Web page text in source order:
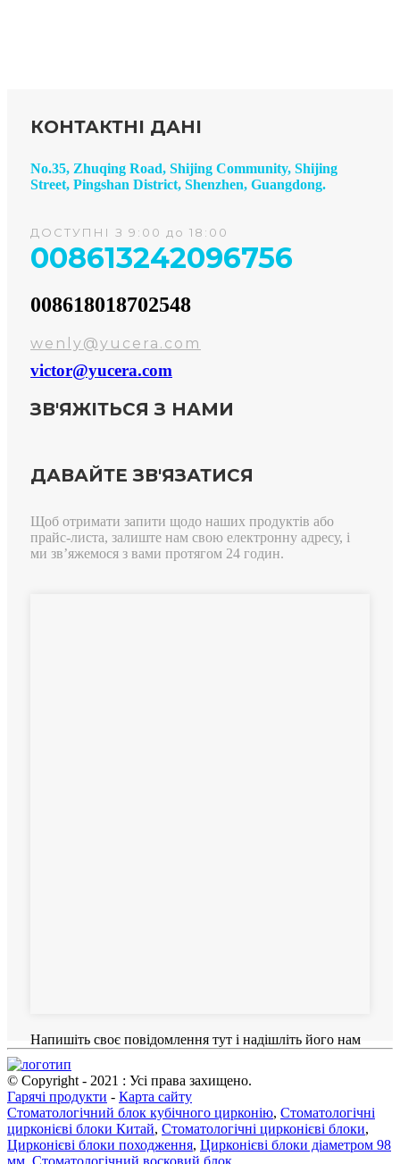
КОНТАКТНІ ДАНІ
No.35, Zhuqing Road, Shijing Community, Shijing
Street, Pingshan District, Shenzhen, Guangdong.
ДОСТУПНІ З 9:00 до 18:00
008613242096756
008618018702548
wenly@yucera.com
victor@yucera.com
ЗВ'ЯЖІТЬСЯ З НАМИ
ДАВАЙТЕ ЗВ'ЯЗАТИСЯ
Щоб отримати запити щодо наших продуктів або
прайс-листа, залиште нам свою електронну адресу, і
ми зв’яжемося з вами протягом 24 годин.
Напишіть своє повідомлення тут і надішліть його нам
© Copyright - 2021 : Усі права захищено.
Гарячі продукти - Карта сайту
Стоматологічний блок кубічного цирконію, Стоматологічні
цирконієві блоки Китай, Стоматологічні цирконієві блоки,
Цирконієві блоки походження, Цирконієві блоки діаметром 98